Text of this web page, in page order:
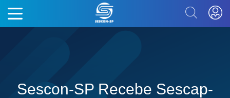
Sescon-SP Recebe Sescap-